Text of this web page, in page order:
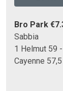
Bro Park
Sabbia
1 Helmut 59
Cayenne 57,5